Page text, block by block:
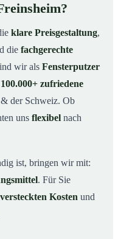
klare Preisgestaltung,
die fachgerechte
wir als Fensterputzer
100.000+ zufriedene
der Schweiz. Ob
uns flexibel nach
ist, bringen wir mit:
. Für Sie
Kosten und